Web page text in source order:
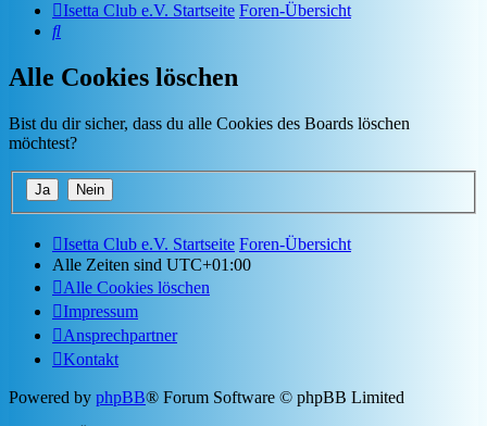
Isetta Club e.V. Startseite Foren-Übersicht
Suche
Alle Cookies löschen
Bist du dir sicher, dass du alle Cookies des Boards löschen
möchtest?
Isetta Club e.V. Startseite Foren-Übersicht
Alle Zeiten sind UTC+01:00
Alle Cookies löschen
Impressum
Ansprechpartner
Kontakt
Powered by phpBB® Forum Software © phpBB Limited